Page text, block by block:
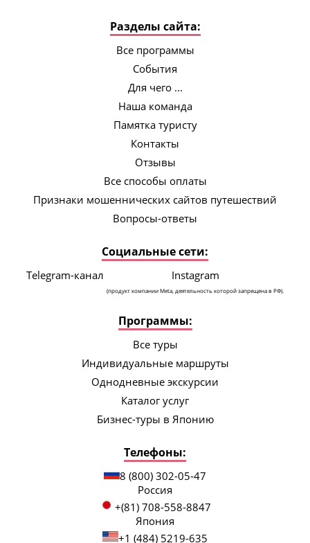
Разделы сайта:
Все программы
События
Для чего ...
Наша команда
Памятка туристу
Контакты
Отзывы
Все способы оплаты
Признаки мошеннических сайтов путешествий
Вопросы-ответы
Социальные сети:
Telegram-канал Instagram
(продукт компании Meta, деятельность которой запрещена в РФ).
Программы:
Все туры
Индивидуальные маршруты
Однодневные экскурсии
Каталог услуг
Бизнес-туры в Японию
Телефоны:
8 (800) 302-05-47
Россия
+(81) 708-558-8847
Япония
+1 (484) 5219-635